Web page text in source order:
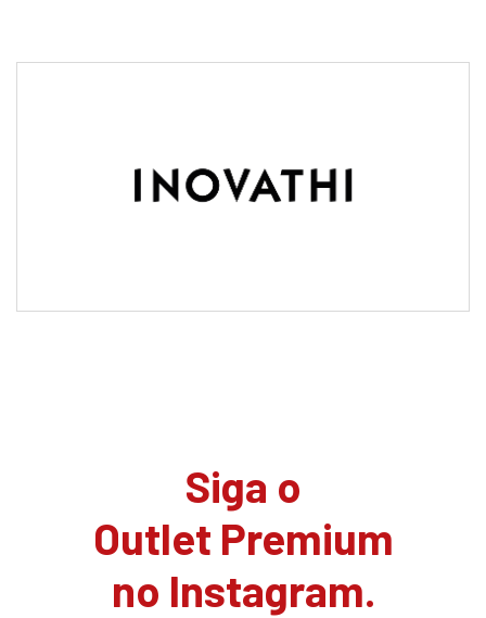
Siga o
Outlet Premium
no Instagram.